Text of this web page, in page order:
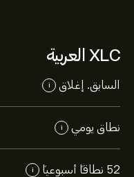
XLC العربية
السابق. إغلاق i
نطاق يومي i
52 نطاقاً أسبوعياً i